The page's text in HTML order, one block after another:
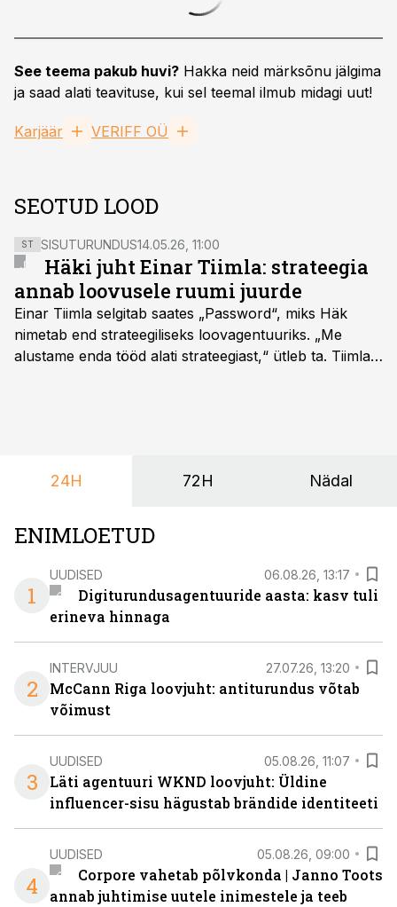
See teema pakub huvi? Hakka neid märksõnu jälgima
ja saad alati teavituse, kui sel teemal ilmub midagi uut!
Karjäär VERIFF OÜ
SEOTUD LOOD
ST SISUTURUNDUS14.05.26, 11:00
Häki juht Einar Tiimla: strateegia
annab loovusele ruumi juurde
Einar Tiimla selgitab saates „Password“, miks Häk
nimetab end strateegiliseks loovagentuuriks. „Me
alustame enda tööd alati strateegiast,“ ütleb ta. Tiimla
24H 72H Nädal
ENIMLOETUD
1
UUDISED 06.08.26, 13:17
Digiturundusagentuuride aasta: kasv tuli
erineva hinnaga
2
INTERVJUU 27.07.26, 13:20
McCann Riga loovjuht: antiturundus võtab
võimust
3
UUDISED 05.08.26, 11:07
Läti agentuuri WKND loovjuht: Üldine
influencer-sisu hägustab brändide identiteeti
4
UUDISED 05.08.26, 09:00
Corpore vahetab põlvkonda | Janno Toots
annab juhtimise uutele inimestele ja teeb